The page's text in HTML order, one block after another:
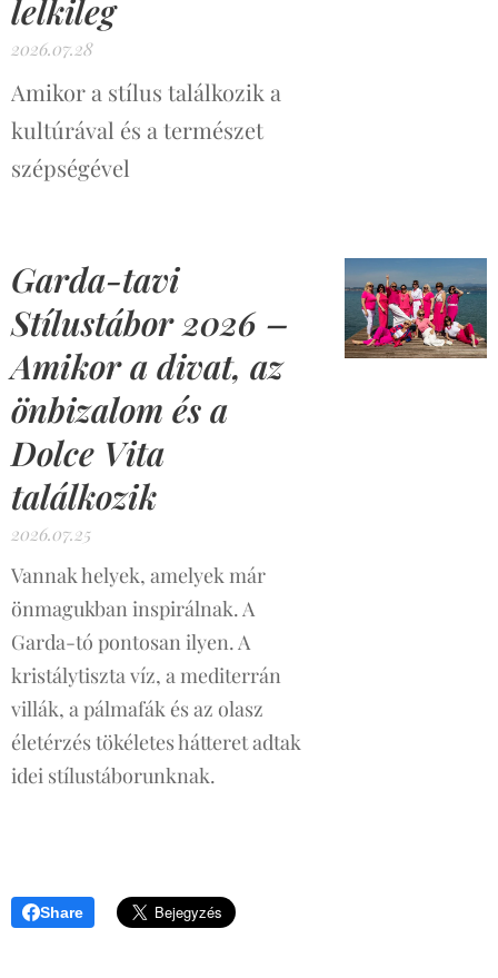
lelkileg
2026.07.28
Amikor a stílus találkozik a
kultúrával és a természet
szépségével
Garda-tavi
Stílustábor 2026 –
Amikor a divat, az
önbizalom és a
Dolce Vita
találkozik
2026.07.25
Vannak helyek, amelyek már
önmagukban inspirálnak. A
Garda-tó pontosan ilyen. A
kristálytiszta víz, a mediterrán
villák, a pálmafák és az olasz
életérzés tökéletes hátteret adtak
idei stílustáborunknak.
Share